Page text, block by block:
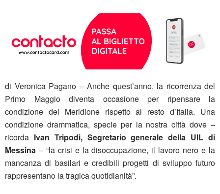
di Veronica Pagano – Anche quest’anno, la ricorrenza del
Primo Maggio diventa occasione per ripensare la
condizione del Meridione rispetto al resto d’Italia. Una
condizione drammatica, specie per la nostra città dove –
ricorda Ivan Tripodi, Segretario generale della UIL di
Messina – “la crisi e la disoccupazione, il lavoro nero e la
mancanza di basilari e credibili progetti di sviluppo futuro
rappresentano la tragica quotidianità”.